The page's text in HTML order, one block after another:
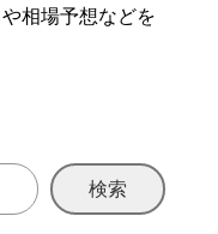
相場予想などを
検索